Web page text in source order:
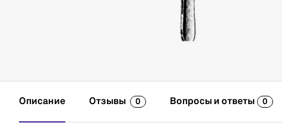
Описание Отзывы 0 Вопросы и ответы 0